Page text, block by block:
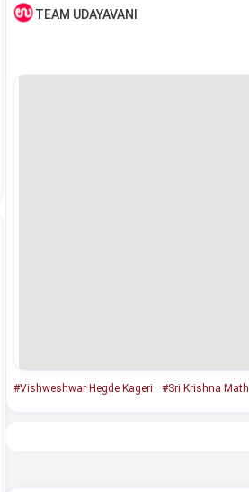
TEAM UDAYAVANI
#Vishweshwar Hegde Kageri #Sri Krishna Math